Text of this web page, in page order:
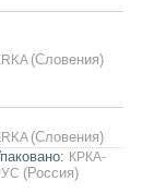
(Словения)
(Словения)
КРКА-
(Россия)